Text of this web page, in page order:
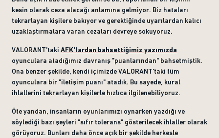
kesin olarak ceza alacağı anlamına gelmiyor. Biz hataları
tekrarlayan kişilere bakıyor ve gerektiğinde uyarılardan kalıcı
uzaklaştırmalara varan cezaları devreye sokuyoruz.
VALORANT'taki AFK'lardan bahsettiğimiz yazımızda
oyunculara atadığımız davranış "puanlarından" bahsetmiştik.
Ona benzer şekilde, kendi içimizde VALORANT'taki tüm
oyunculara bir "iletişim puanı" atadık. Bu sayede, kural
ihlallerini tekrarlayan kişilerle hızlıca ilgilenebiliyoruz.
Öte yandan, insanların oyunlarımızı oynarken yazdığı ve
söylediği bazı şeyleri "sıfır tolerans" gösterilecek ihlaller olarak
görüyoruz. Bunları daha önce açık bir şekilde herkesle